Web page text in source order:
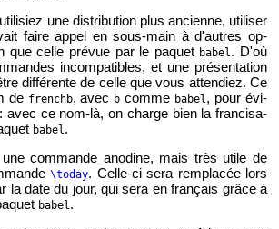
une dis­tri­bu­tion plus an­cienne, uti­li­ser
faire appel en sous-main à d'autres op­
que celle pré­vue par le pa­quet babel. D'où
in­com­pa­tibles, et une pré­sen­ta­tion
dif­fé­rente de celle que vous at­ten­diez. Ce
de frenchb, avec b comme babel, pour évi­
avec ce nom-là, on charge bien la fran­ci­sa­
babel.
com­mande ano­dine, mais très utile de
\today. Celle-ci sera rem­pla­cée lors
la date du jour, qui sera en fran­çais grâce à
babel .